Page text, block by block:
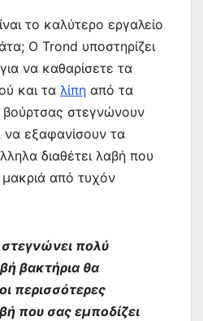
το καλύτερο εργαλείο
Ο Trond υποστηρίζει
να καθαρίσετε τα
και τα λίπη από τα
βούρτσας στεγνώνουν
να εξαφανίσουν τα
διαθέτει λαβή που
από τυχόν
πολύ
βακτήρια θα
περισσότερες
που σας εμποδίζει